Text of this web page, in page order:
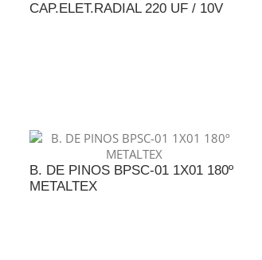
CAP.ELET.RADIAL 220 UF / 10V
B. DE PINOS BPSC-01 1X01 180º
METALTEX